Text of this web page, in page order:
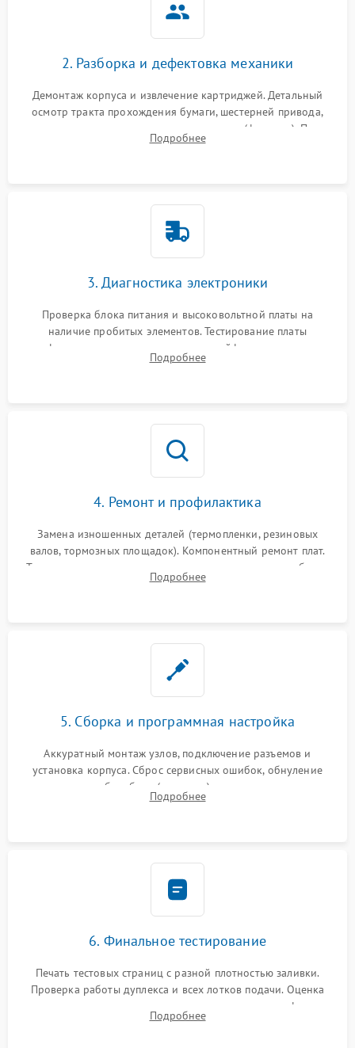
2. Разборка и дефектовка механики
Демонтаж корпуса и извлечение картриджей. Детальный
осмотр тракта прохождения бумаги, шестерней привода,
роликов захвата и узла термозакрепления (фьюзера). Поиск
физического износа и повреждений деталей.
Подробнее
3. Диагностика электроники
Проверка блока питания и высоковольтной платы на
наличие пробитых элементов. Тестирование платы
форматирования, целостности шлейфов, контактов
картриджа и оптопар (датчиков прохождения и наличия
Подробнее
4. Ремонт и профилактика
Замена изношенных деталей (термопленки, резиновых
валов, тормозных площадок). Компонентный ремонт плат.
Тщательная очистка тракта печати, контактов и линз блока
лазера (LSU) от просыпанного тонера и пыли.
Подробнее
5. Сборка и программная настройка
Аккуратный монтаж узлов, подключение разъемов и
установка корпуса. Сброс сервисных ошибок, обнуление
счетчиков абсорбера (памперса) или узла переноса,
обновление прошивки и программная калибровка аппарата.
Подробнее
6. Финальное тестирование
Печать тестовых страниц с разной плотностью заливки.
Проверка работы дуплекса и всех лотков подачи. Оценка
качества запекания тонера и полное отсутствие дефектов
изображения перед выдачей готового устройства.
Подробнее